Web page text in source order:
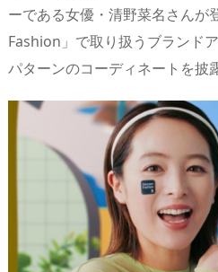
ーである女優・清野菜名さんが
Fashion」で取り扱うブランド
パターンのコーディネートを披